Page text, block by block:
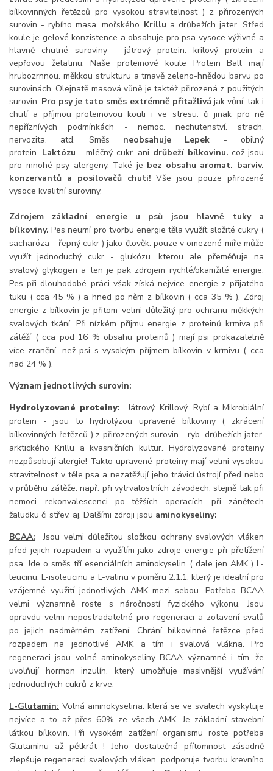
bílkovinných řetězců pro vysokou stravitelnost ) z přirozených
surovin - rybího masa. mořského Krillu a drůbežích jater. Střed
koule je gelové konzistence a obsahuje pro psa vysoce výživné a
hlavně chutné suroviny - játrový protein. krilový protein a
vepřovou želatinu. Naše proteinové koule Protein Ball mají
hrubozrnnou. měkkou strukturu a tmavě zeleno-hnědou barvu po
surovinách. Olejnatě masová vůně je taktéž přirozená z použitých
surovin. Pro psy je tato směs extrémně přitažlivá jak vůní. tak i
chutí a příjmou proteinovou kouli i ve stresu. či jinak pro ně
nepříznívých podmínkách - nemoc. nechutenství. strach.
nervozita. atd. Směs neobsahuje Lepek - obilný
protein. Laktózu - mléčný cukr. ani drůbeží bílkovinu. což jsou
pro mnohé psy alergeny. Také je bez obsahu aromat. barviv.
konzervantů a posilovačů chuti!Vše jsou pouze přirozené
vysoce kvalitní suroviny.
Zdrojem základní energie u psů jsou hlavně tuky a
bílkoviny. Pes neumí pro tvorbu energie těla využít složité cukry (
sacharóza - řepný cukr ) jako člověk. pouze v omezené míře může
využít jednoduchý cukr - glukózu. kterou ale přeměňuje na
svalový glykogen a ten je pak zdrojem rychlé/okamžité energie.
Pes při dlouhodobé práci však získá nejvíce energie z přijatého
tuku ( cca 45 % ) a hned po něm z bílkovin ( cca 35 % ). Zdroj
energie z bílkovin je přitom velmi důležitý pro ochranu měkkých
svalových tkání. Při nízkém příjmu energie z proteinů krmiva při
zátěží ( cca pod 16 % obsahu proteinů ) mají psi prokazatelně
více zranění. než psi s vysokým příjmem bílkovin v krmivu ( cca
nad 24 % ).
Význam jednotlivých surovin:
Hydrolyzované proteiny: Játrový. Krillový. Rybí a Mikrobiální
protein - jsou to hydrolýzou upravené bílkoviny ( zkrácení
bílkovinných řetězců ) z přirozených surovin - ryb. drůbežích jater.
arktického Krillu a kvasničních kultur. Hydrolyzované proteiny
nezpůsobují alergie! Takto upravené proteiny mají velmi vysokou
stravitelnost v těle psa a nezatěžují jeho trávicí ústrojí před nebo
v průběhu zátěže. např. při vytrvalostních závodech. stejně tak při
nemoci. rekonvalescenci po těžších operacích. při zánětech
žaludku či střev. aj. Dalšími zdroji jsou aminokyseliny:
BCAA:
Jsou velmi důležitou složkou ochrany svalových vláken
před jejich rozpadem a využítím jako zdroje energie při přetížení
psa. Jde o směs tří esenciálních aminokyselin ( dale jen AMK ) L-
leucinu. L-isoleucinu a L-valinu v poměru 2:1:1. který je idealní pro
vzájemné využití jednotlivých AMK mezi sebou. Potřeba BCAA
velmi významně roste s náročností fyzického výkonu. Jsou
opravdu velmi nepostradatelné pro regeneraci a zotavení svalů
po jejich nadměrném zatížení. Chrání bílkovinné řetězce před
rozpadem na jednotlivé AMK a tím i svalová vlákna. Pro
regeneraci jsou volné aminokyseliny BCAA významné i tím. že
uvolňují hormon inzulín. který umožňuje masivnější využívání
jednoduchých cukrů z krve.
L-Glutamin: Volná aminokyselina. která se ve svalech vyskytuje
nejvíce a to až přes 60% ze všech AMK. Je základní stavební
látkou bílkovin. Při vysokém zatížení organismu roste potřeba
Glutaminu až pětkrát ! Jeho dostatečná přítomnost zásadně
zlepšuje regeneraci svalových vláken. podporuje tvorbu krevního